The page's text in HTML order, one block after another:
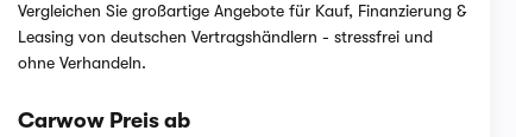
Vergleichen Sie großartige Angebote für Kauf, Finanzierung &
Leasing von deutschen Vertragshändlern - stressfrei und
ohne Verhandeln.
Carwow Preis ab